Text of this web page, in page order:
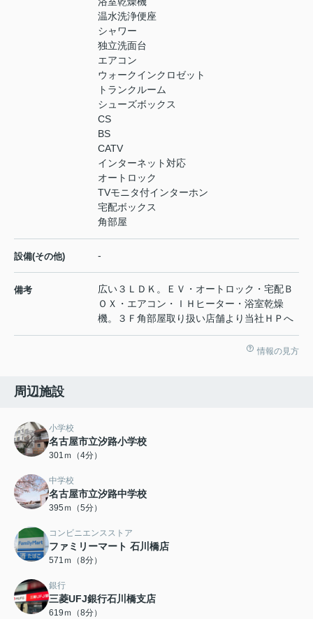
温水洗浄便座
シャワー
独立洗面台
エアコン
ウォークインクロゼット
トランクルーム
シューズボックス
CS
BS
CATV
インターネット対応
オートロック
TVモニタ付インターホン
宅配ボックス
角部屋
設備(その他) -
備考
広い３ＬＤＫ。ＥＶ・オートロック・宅配Ｂ
ＯＸ・エアコン・ＩＨヒーター・浴室乾燥
機。３Ｆ角部屋取り扱い店舗より当社ＨＰへ
情報の見方
周辺施設
小学校
名古屋市立汐路小学校
301ｍ（4分）
中学校
名古屋市立汐路中学校
395ｍ（5分）
コンビニエンスストア
ファミリーマート 石川橋店
571ｍ（8分）
銀行
三菱UFJ銀行石川橋支店
619ｍ（8分）